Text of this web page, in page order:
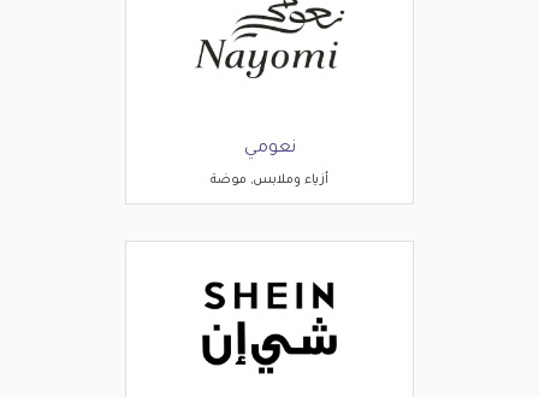
نعومي
أزياء وملابس, موضة